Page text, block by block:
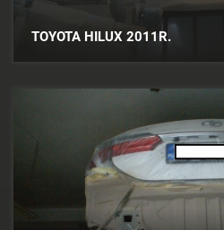
TOYOTA HILUX 2011R.